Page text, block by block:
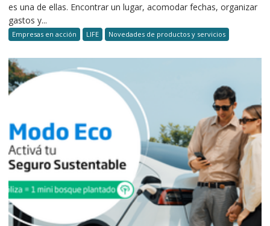
es una de ellas. Encontrar un lugar, acomodar fechas, organizar
gastos y...
Empresas en acción LIFE Novedades de productos y servicios